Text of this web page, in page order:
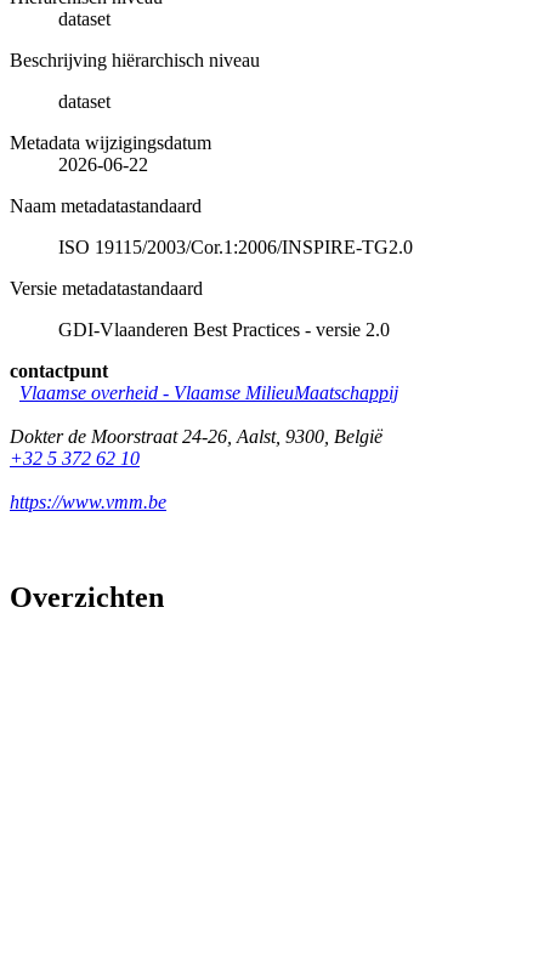
dataset
Beschrijving hiërarchisch niveau
dataset
Metadata wijzigingsdatum
2026-06-22
Naam metadatastandaard
ISO 19115/2003/Cor.1:2006/INSPIRE-TG2.0
Versie metadatastandaard
GDI-Vlaanderen Best Practices - versie 2.0
contactpunt
Vlaamse overheid - Vlaamse MilieuMaatschappij
Dokter de Moorstraat 24-26 Aalst, 9300 België
+32 5 372 62 10
https://www.vmm.be
Overzichten